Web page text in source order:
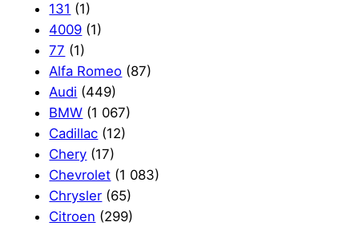
131 (1)
4009 (1)
77 (1)
Alfa Romeo (87)
Audi (449)
BMW (1 067)
Cadillac (12)
Chery (17)
Chevrolet (1 083)
Chrysler (65)
Citroen (299)